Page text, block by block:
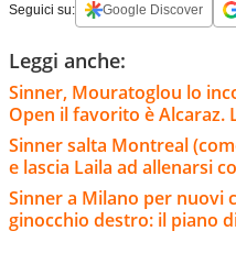
Seguici su: Google Discover
Leggi anche:
Sinner, Mouratoglou lo
Open il favorito è Alcaraz.
Sinner salta Montreal
e lascia Laila ad allenarsi
Sinner a Milano per nuovi
ginocchio destro: il piano